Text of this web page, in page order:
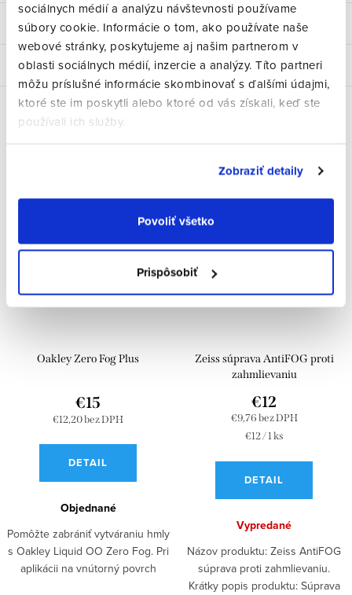
sociálnych médií a analýzu návštevnosti používame
súbory cookie. Informácie o tom, ako používate naše
webové stránky, poskytujeme aj našim partnerom v
oblasti sociálnych médií, inzercie a analýzy. Títo partneri
môžu príslušné informácie skombinovať s ďalšími údajmi,
ktoré ste im poskytli alebo ktoré od vás získali, keď ste
používali ich služby.
Zobraziť detaily
Povoliť všetko
Prispôsobiť
Hodnotenie
Diskusia
Súvisiaci tovar
Oakley Zero Fog Plus
€12,20 bez DPH
€15
DETAIL
Objednané
Pomôžte zabrániť vytváraniu hmly
s Oakley Liquid OO Zero Fog. Pri
aplikácii na vnútorný povrch
Zeiss súprava AntiFOG proti
zahmlievaniu
€9,76 bez DPH
€12
Jednotková
€12 / 1 ks
DETAIL
Vypredané
Názov produktu: Zeiss AntiFOG
súprava proti zahmlievaniu.
Krátky popis produktu: Súprava